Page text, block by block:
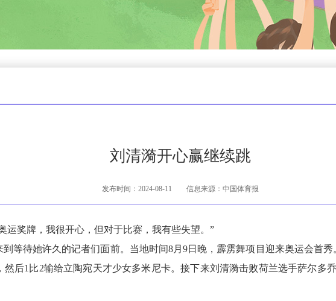
刘清漪开心赢继续跳
发布时间：2024-08-11 信息来源：中国体育报
运奖牌，我很开心，但对于比赛，我有些失望。”
等待她许久的记者们面前。当地时间8月9日晚，霹雳舞项目迎来奥运会首秀
后1比2输给立陶宛天才少女多米尼卡。接下来刘清漪击败荷兰选手萨尔多